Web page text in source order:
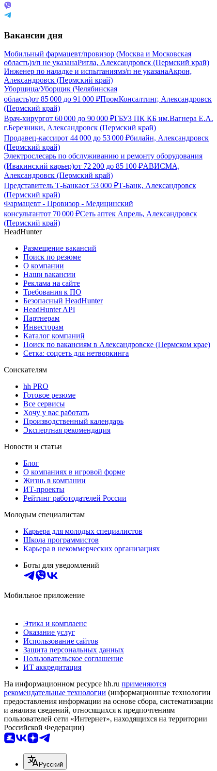
Вакансии дня
Мобильный фармацевт/провизор (Москва и Московская
область)з/п не указанаРигла, Александровск (Пермский край)
Инженер по наладке и испытаниямз/п не указанаАкрон,
Александровск (Пермский край)
Уборщица/Уборщик (Челябинская
область)от 85 000 до 91 000 ₽ПромКонсалтинг, Александровск
(Пермский край)
Врач-хирургот 60 000 до 90 000 ₽ГБУЗ ПК КБ им.Вагнера Е.А.
г.Березники, Александровск (Пермский край)
Продавец-кассирот 44 000 до 53 000 ₽билайн, Александровск
(Пермский край)
Электрослесарь по обслуживанию и ремонту оборудования
(Ивакинский карьер)от 72 200 до 85 100 ₽АВИСМА,
Александровск (Пермский край)
Представитель Т-Банкаот 53 000 ₽Т-Банк, Александровск
(Пермский край)
Фармацевт - Провизор - Медицинский
консультантот 70 000 ₽Сеть аптек Апрель, Александровск
(Пермский край)
HeadHunter
Размещение вакансий
Поиск по резюме
О компании
Наши вакансии
Реклама на сайте
Требования к ПО
Безопасный HeadHunter
HeadHunter API
Партнерам
Инвесторам
Каталог компаний
Поиск по вакансиям в Александровске (Пермском крае)
Сетка: соцсеть для нетворкинга
Соискателям
hh PRO
Готовое резюме
Все сервисы
Хочу у вас работать
Производственный календарь
Экспертная рекомендация
Новости и статьи
Блог
О компаниях в игровой форме
Жизнь в компании
ИТ-проекты
Рейтинг работодателей России
Молодым специалистам
Карьера для молодых специалистов
Школа программистов
Карьера в некоммерческих организациях
Боты для уведомлений
Мобильное приложение
Этика и комплаенс
Оказание услуг
Использование сайтов
Защита персональных данных
Пользовательское соглашение
ИТ аккредитация
На информационном ресурсе hh.ru применяются
рекомендательные технологии (информационные технологии
предоставления информации на основе сбора, систематизации
и анализа сведений, относящихся к предпочтениям
пользователей сети «Интернет», находящихся на территории
Российской Федерации)
Русский